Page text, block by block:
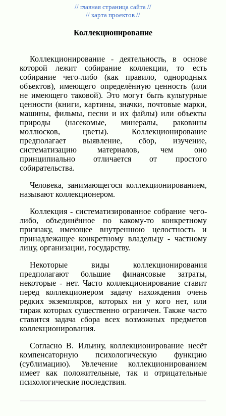
// главная страница сайта //
// карта проектов //
Коллекционирование
Коллекционирование - деятельность, в основе
которой лежит собирание коллекции, то есть
собирание чего-либо (как правило, однородных
объектов), имеющего определённую ценность (или
не имеющего таковой). Это могут быть культурные
ценности (книги, картины, значки, почтовые марки,
машины, фильмы, песни и их файлы) или объекты
природы (насекомые, минералы, раковины
моллюсков, цветы). Коллекционирование
предполагает выявление, сбор, изучение,
систематизацию материалов, чем оно
принципиально отличается от простого
собирательства.
Человека, занимающегося коллекционированием,
называют коллекционером.
Коллекция - систематизированное собрание чего-
либо, объединённое по какому-то конкретному
признаку, имеющее внутреннюю целостность и
принадлежащее конкретному владельцу - частному
лицу, организации, государству.
Некоторые виды коллекционирования
предполагают большие финансовые затраты,
некоторые - нет. Часто коллекционирование ставит
перед коллекционером задачу нахождения очень
редких экземпляров, которых ни у кого нет, или
тираж которых существенно ограничен. Также часто
ставится задача сбора всех возможных предметов
коллекционирования.
Согласно В. Ильину, коллекционирование несёт
компенсаторную психологическую функцию
(сублимацию). Увлечение коллекционированием
имеет как положительные, так и отрицательные
психологические последствия.